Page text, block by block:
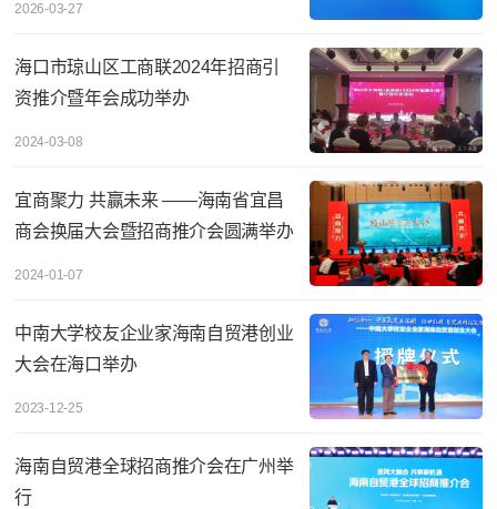
2026-03-27
海口市琼山区工商联2024年招商引
资推介暨年会成功举办
2024-03-08
宜商聚力 共赢未来 ——海南省宜昌
商会换届大会暨招商推介会圆满举办
2024-01-07
中南大学校友企业家海南自贸港创业
大会在海口举办
2023-12-25
海南自贸港全球招商推介会在广州举
行